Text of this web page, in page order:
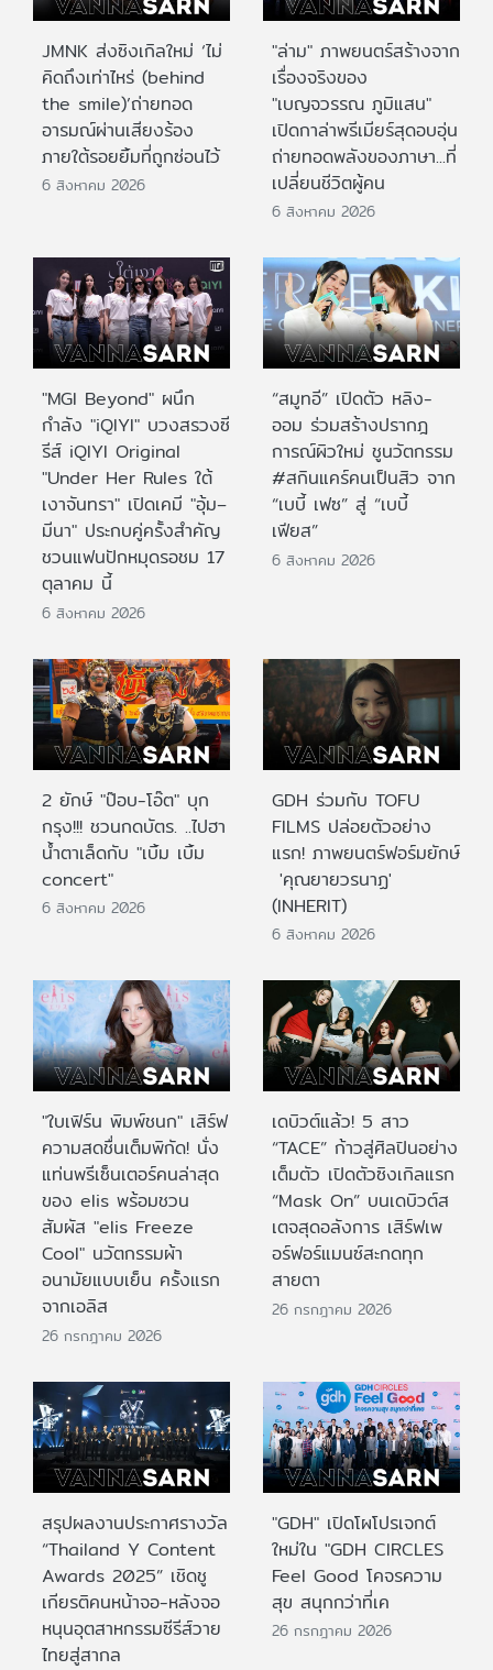
JMNK ส่งซิงเกิลใหม่ ‘ไม่
คิดถึงเท่าไหร่ (behind
the smile)’ถ่ายทอด
อารมณ์ผ่านเสียงร้อง
ภายใต้รอยยิ้มที่ถูกซ่อนไว้
6 สิงหาคม 2026
"ล่าม" ภาพยนตร์สร้างจาก
เรื่องจริงของ
"เบญจวรรณ ภูมิแสน"
เปิดกาล่าพรีเมียร์สุดอบอุ่น
ถ่ายทอดพลังของภาษา...ที่
เปลี่ยนชีวิตผู้คน
6 สิงหาคม 2026
"MGI Beyond" ผนึก
กำลัง "iQIYI" บวงสรวงซี
รีส์ iQIYI Original
"Under Her Rules ใต้
เงาจันทรา" เปิดเคมี "อุ้ม–
มีนา" ประกบคู่ครั้งสำคัญ
ชวนแฟนปักหมุดรอชม 17
ตุลาคม นี้
6 สิงหาคม 2026
“สมูทอี” เปิดตัว หลิง-
ออม ร่วมสร้างปรากฎ
การณ์ผิวใหม่ ชูนวัตกรรม
#สกินแคร์คนเป็นสิว จาก
“เบบี้ เฟซ” สู่ “เบบี้
เฟียส”
6 สิงหาคม 2026
2 ยักษ์ "ป๊อบ-โอ๊ต" บุก
กรุง!!! ชวนกดบัตร. ..ไปฮา
น้ำตาเล็ดกับ "เบิ้ม เบิ้ม
concert"
6 สิงหาคม 2026
GDH ร่วมกับ TOFU
FILMS ปล่อยตัวอย่าง
แรก! ภาพยนตร์ฟอร์มยักษ์
'คุณยายวรนาฏ'
(INHERIT)
6 สิงหาคม 2026
"ใบเฟิร์น พิมพ์ชนก" เสิร์ฟ
ความสดชื่นเต็มพิกัด! นั่ง
แท่นพรีเซ็นเตอร์คนล่าสุด
ของ elis พร้อมชวน
สัมผัส "elis Freeze
Cool" นวัตกรรมผ้า
อนามัยแบบเย็น ครั้งแรก
จากเอลิส
26 กรกฎาคม 2026
เดบิวต์แล้ว! 5 สาว
“TACE” ก้าวสู่ศิลปินอย่าง
เต็มตัว เปิดตัวซิงเกิลแรก
“Mask On” บนเดบิวต์ส
เตจสุดอลังการ เสิร์ฟเพ
อร์ฟอร์แมนซ์สะกดทุก
สายตา
26 กรกฎาคม 2026
สรุปผลงานประกาศรางวัล
“Thailand Y Content
Awards 2025” เชิดชู
เกียรติคนหน้าจอ-หลังจอ
หนุนอุตสาหกรรมซีรีส์วาย
ไทยสู่สากล
"GDH" เปิดโผโปรเจกต์
ใหม่ใน "GDH CIRCLES
Feel Good โคจรความ
สุข สนุกกว่าที่เค
26 กรกฎาคม 2026